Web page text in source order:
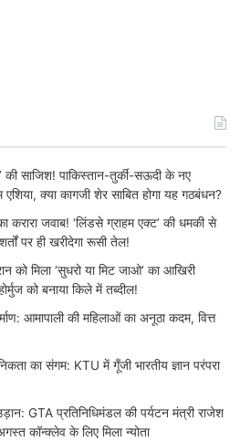
की साजिश! पाकिस्तान-तुर्की-सऊदी के नए
क्या कागजी शेर साबित होगा यह गठबंधन?
करारा जवाब! ‘लिंडसे ग्राहम एक्ट’ की धमकी से
पर ही खरीदेगा रूसी तेल!
को मिला ‘सुधरो या मिट जाओ’ का आखिरी
को बनाया किले में तब्दील!
आमापाली की महिलाओं का अनूठा कदम, वित्त
का संगम: KTU में गूँजी भारतीय ज्ञान परंपरा
GTA प्रतिनिधिमंडल की पर्यटन मंत्री राजेश
कॉन्क्लेव के लिए मिला न्योता